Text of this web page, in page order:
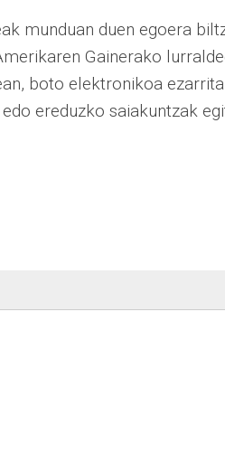
munduan duen egoera
Gainerako
boto elektronikoa
ereduzko saiakuntzak